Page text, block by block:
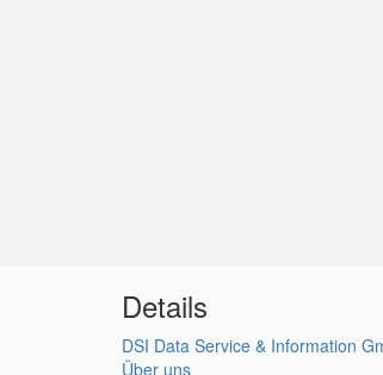
Details
DSI Data Service & Information
Über uns